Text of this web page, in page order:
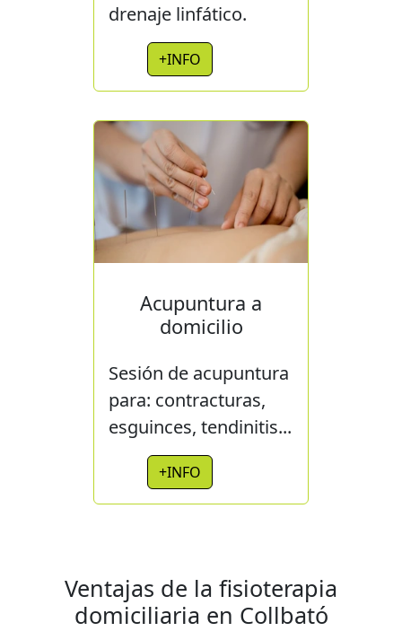
drenaje linfático.
+INFO
Acupuntura a
domicilio
Sesión de acupuntura
para: contracturas,
esguinces, tendinitis...
+INFO
Ventajas de la fisioterapia
domiciliaria en Collbató